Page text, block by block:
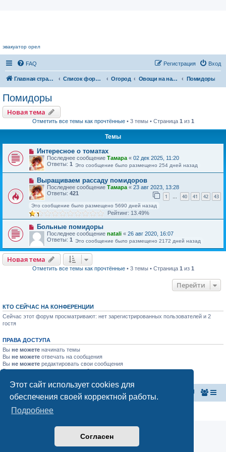
Этот сайт использует cookies для
обеспечения своей корректной работы.
Подробнее
Согласен
эвакуатор орел
FAQ Вход
Регистрация
Главная страница Список форумов Огород Овощи на наших грядках Помидоры
Помидоры
Новая тема
Отметить все темы как прочтённые• 3 темы • Страница 1 из 1
Темы
Интересное о томатах
Последнее сообщение Тамара « 02 дек 2025, 11:20
Ответы: 1 Это сообщение было размещено 254 дней назад
Выращиваем рассаду помидоров
Последнее сообщение Тамара « 23 авг 2023, 13:28
Ответы: 421 1 … 40 41 42 43
Это сообщение было размещено 5690 дней назад
Рейтинг: 13.49%
Больные помидоры
Последнее сообщение natali « 26 авг 2020, 16:07
Ответы: 1 Это сообщение было размещено 2172 дней назад
Новая тема
Отметить все темы как прочтённые• 3 темы • Страница 1 из 1
Перейти
КТО СЕЙЧАС НА КОНФЕРЕНЦИИ
Сейчас этот форум просматривают: нет зарегистрированных пользователей и 2
гостя
ПРАВА ДОСТУПА
Вы не можете начинать темы
Вы не можете отвечать на сообщения
Вы не можете редактировать свои сообщения
Выне можетеудалять свои сообщения
Главная страница Список форумов